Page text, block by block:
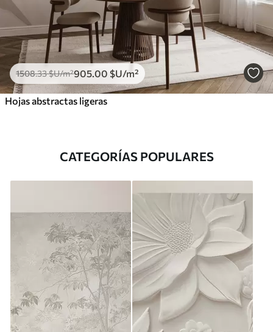
1508.33$U/m²905 .00 $U/m²
Hojas abstractas ligeras
CATEGORÍAS POPULARES